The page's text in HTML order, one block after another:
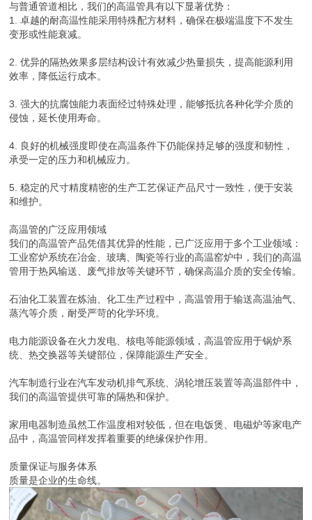
与普通管道相比，我们的高温管具有以下显著优势：
1. 卓越的耐高温性能采用特殊配方材料，确保在极端温度下不发生
变形或性能衰减。
2. 优异的隔热效果多层结构设计有效减少热量损失，提高能源利用
效率，降低运行成本。
3. 强大的抗腐蚀能力表面经过特殊处理，能够抵抗各种化学介质的
侵蚀，延长使用寿命。
4. 良好的机械强度即使在高温条件下仍能保持足够的强度和韧性，
承受一定的压力和机械应力。
5. 稳定的尺寸精度精密的生产工艺保证产品尺寸一致性，便于安装
和维护。
高温管的广泛应用领域
我们的高温管产品凭借其优异的性能，已广泛应用于多个工业领域：
工业窑炉系统在冶金、玻璃、陶瓷等行业的高温窑炉中，我们的高温
管用于热风输送、废气排放等关键环节，确保高温介质的安全传输。
石油化工装置在炼油、化工生产过程中，高温管用于输送高温油气、
蒸汽等介质，耐受严苛的化学环境。
电力能源设备在火力发电、核电等能源领域，高温管应用于锅炉系
统、热交换器等关键部位，保障能源生产安全。
汽车制造行业在汽车发动机排气系统、涡轮增压装置等高温部件中，
我们的高温管提供可靠的隔热和保护。
家用电器制造虽然工作温度相对较低，但在电饭煲、电磁炉等家电产
品中，高温管同样发挥着重要的绝缘保护作用。
质量保证与服务体系
质量是企业的生命线。